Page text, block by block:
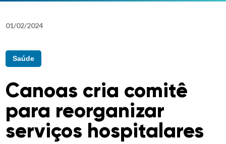
01/02/2024
Saúde
Canoas cria comitê
para reorganizar
serviços hospitalares